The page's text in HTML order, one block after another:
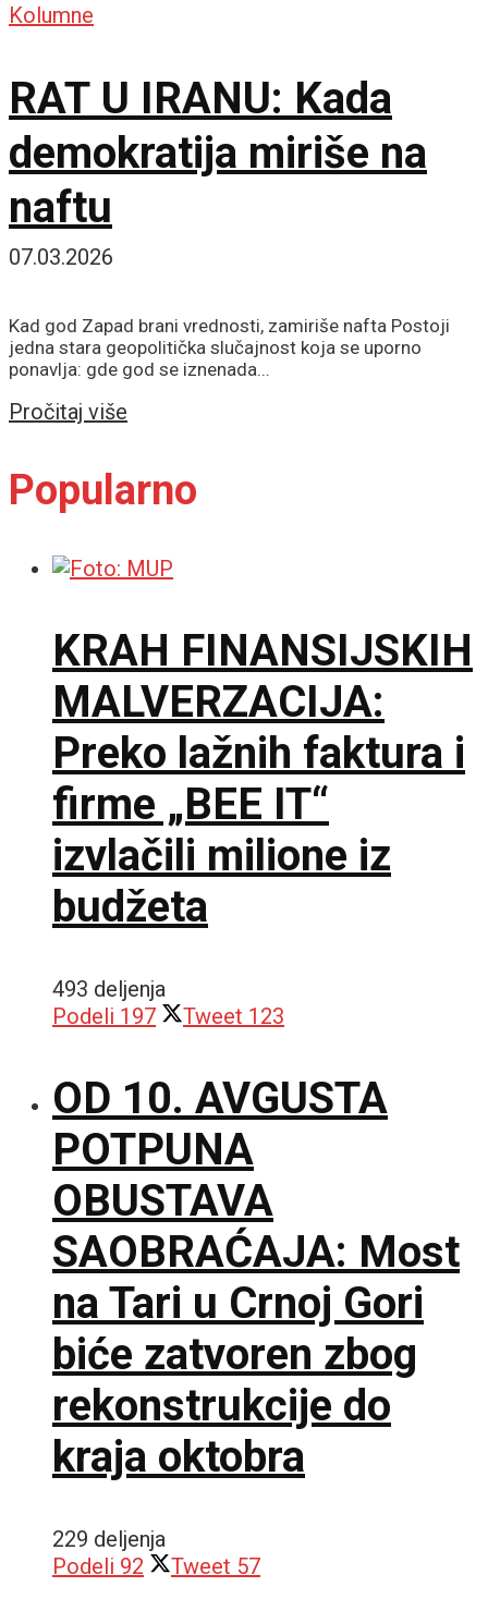
Kolumne
RAT U IRANU: Kada
demokratija miriše na
naftu
07.03.2026
Kad god Zapad brani vrednosti, zamiriše nafta Postoji
jedna stara geopolitička slučajnost koja se uporno
ponavlja: gde god se iznenada...
Pročitaj više
Popularno
KRAH FINANSIJSKIH
MALVERZACIJA:
Preko lažnih faktura i
firme „BEE IT“
izvlačili milione iz
budžeta
493 deljenja
Podeli 197 Tweet 123
OD 10. AVGUSTA
POTPUNA
OBUSTAVA
SAOBRAĆAJA: Most
na Tari u Crnoj Gori
biće zatvoren zbog
rekonstrukcije do
kraja oktobra
229 deljenja
Podeli 92 Tweet 57